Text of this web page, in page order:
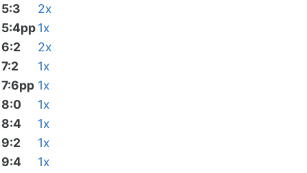
5:3
2x
5:4pp1x
6:2
2x
7:2
1x
7:6pp 1x
8:0
1x
8:4
1x
9:2
1x
9:4
1x